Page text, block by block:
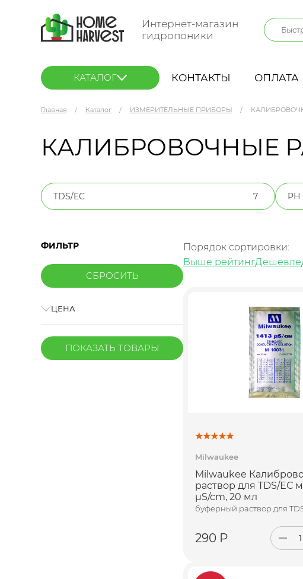
Интернет-магазин
гидропоники
КАТАЛОГ КОНТАКТЫ ОПЛАТА
Главная Каталог ИЗМЕРИТЕЛЬНЫЕ ПРИБОРЫ
КАЛИБРОВОЧНЫЕ
TDS/EC 7 РН
ФИЛЬТР
ЦЕНА
ПОКАЗАТЬ ТОВАРЫ
Порядок сортировки:
Выше рейтингДешевле
Milwaukee
Milwaukee
раствор для TDS/ЕС
µS/cm, 20 мл
буферный раствор для
290 Р